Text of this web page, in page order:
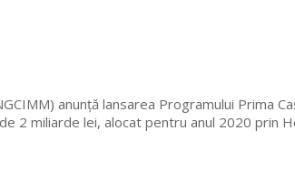
anunță lansarea Programului Prima
2 miliarde lei, alocat pentru anul 2020 prin